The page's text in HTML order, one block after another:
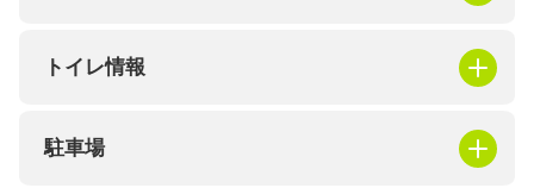
トイレ情報
駐車場